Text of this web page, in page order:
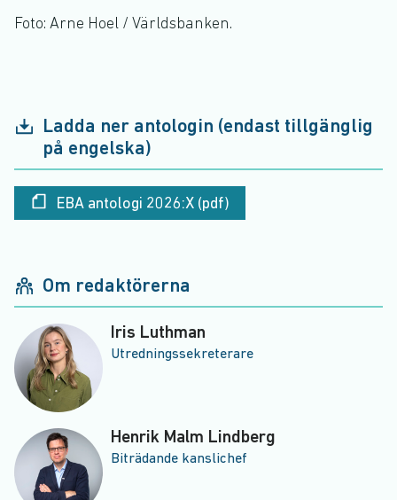
Foto: Arne Hoel / Världsbanken.
Ladda ner antologin (endast tillgänglig
på engelska)
EBA antologi 2026:X (pdf)
Om redaktörerna
Iris Luthman
Utredningssekreterare
Henrik Malm Lindberg
Biträdande kanslichef